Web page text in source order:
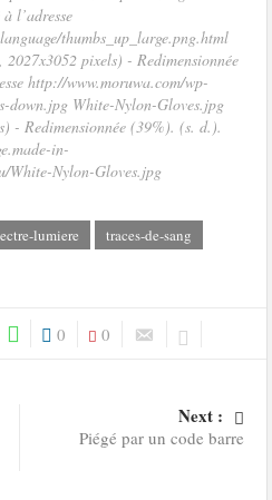
l’adresse
thumbs_up_large.png.html
pixels) - Redimensionnée
http://www.moruwa.com/wp-
down.jpg White-Nylon-Gloves.jpg
- Redimensionnée (39%). (s. d.).
in-
White-Nylon-Gloves.jpg
lumiere
traces-de-sang
0 0
Next :
Piégé par un code barre